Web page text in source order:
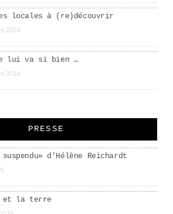
locales à (re)découvrir
2024
lui va si bien …
2024
PRESSE
d’Hélène Reichardt
et la terre